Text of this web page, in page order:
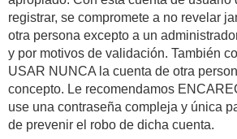
registrar, se compromete a no revelar
otra persona excepto a un
y por motivos de validación. También
USAR NUNCA la cuenta de otra
concepto. Le recomendamos
use una contraseña compleja y única
de prevenir el robo de dicha cuenta.